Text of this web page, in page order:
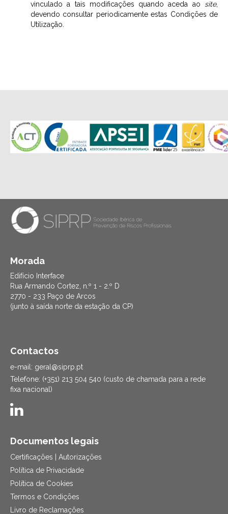
vinculado a tais modificações quando aceda ao site,
devendo consultar periodicamente estas Condições de
Utilização.
Morada
Edifício Interface
Rua Armando Cortez, n.º 1 - 2.º D
2770 - 233 Paço de Arcos
(junto à saída norte da estação da CP)
Contactos
e-mail: geral@siprp.pt
Telefone: (+351) 213 504 540 (custo de chamada para a rede
fixa nacional)
Documentos legais
Certificações | Autorizações
Política de Privacidade
Política de Cookies
Termos e Condições
Livro de Reclamações